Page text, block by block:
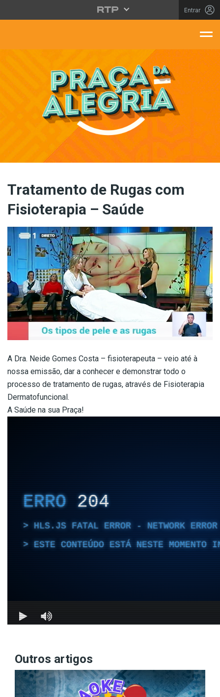
Saltar para o conteúdo principal
Entrar
Tratamento de Rugas com
Fisioterapia – Saúde
A Dra. Neide Gomes Costa – fisioterapeuta – veio até à
nossa emissão, dar a conhecer e demonstrar todo o
processo de tratamento de rugas, através de Fisioterapia
Dermatofuncional.
A Saúde na sua Praça!
Outros artigos